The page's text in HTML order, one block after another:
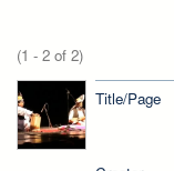
(1 - 2 of 2)
Title/Page